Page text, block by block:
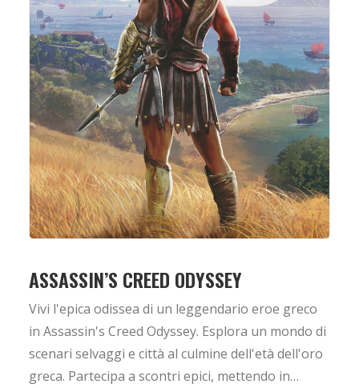
ASSASSIN’S CREED ODYSSEY
Vivi l'epica odissea di un leggendario eroe greco
in Assassin's Creed Odyssey. Esplora un mondo di
scenari selvaggi e città al culmine dell'età dell'oro
greca. Partecipa a scontri epici, mettendo in…